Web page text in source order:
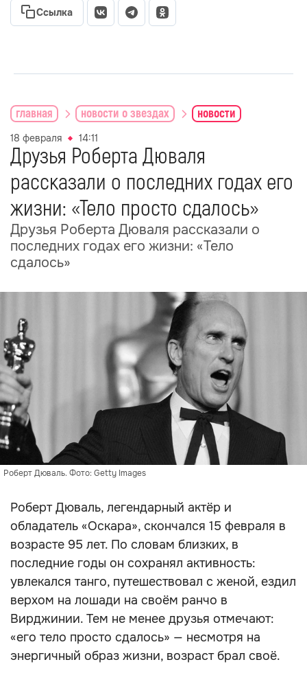
Ссылка
главная новости о звездах новости
18 февраля 14:11
Друзья Роберта Дюваля
рассказали о последних годах его
жизни: «Тело просто сдалось»
Друзья Роберта Дюваля рассказали о
последних годах его жизни: «Тело
сдалось»
Роберт Дюваль. Фото: Getty Images
Роберт Дюваль, легендарный актёр и
обладатель «Оскара», скончался 15 февраля в
возрасте 95 лет. По словам близких, в
последние годы он сохранял активность:
увлекался танго, путешествовал с женой, ездил
верхом на лошади на своём ранчо в
Вирджинии. Тем не менее друзья отмечают:
«его тело просто сдалось» — несмотря на
энергичный образ жизни, возраст брал своё.